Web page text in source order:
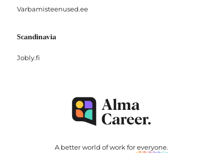
Varbamisteenused.ee
Scandinavia
Jobly.fi
A better world of work foreveryone.